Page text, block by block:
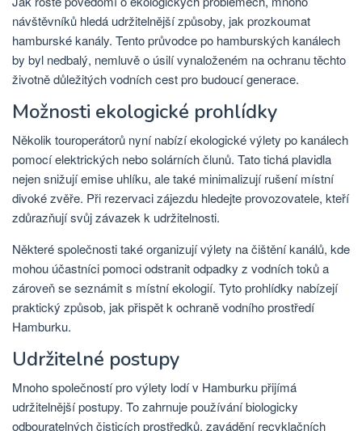
návštěvníků hledá udržitelnější způsoby, jak prozkoumat
hamburské kanály. Tento průvodce po hamburských kanálech
by byl nedbalý, nemluvě o úsilí vynaloženém na ochranu těchto
životně důležitých vodních cest pro budoucí generace.
Možnosti ekologické prohlídky
Několik touroperátorů nyní nabízí ekologické výlety po kanálech
pomocí elektrických nebo solárních člunů. Tato tichá plavidla
nejen snižují emise uhlíku, ale také minimalizují rušení místní
divoké zvěře. Při rezervaci zájezdu hledejte provozovatele, kteří
zdůrazňují svůj závazek k udržitelnosti.
Některé společnosti také organizují výlety na čištění kanálů, kde
mohou účastníci pomoci odstranit odpadky z vodních toků a
zároveň se seznámit s místní ekologií. Tyto prohlídky nabízejí
praktický způsob, jak přispět k ochraně vodního prostředí
Hamburku.
Udržitelné postupy
Mnoho společností pro výlety lodí v Hamburku přijímá
udržitelnější postupy. To zahrnuje používání biologicky
odbouratelných čisticích prostředků, zavádění recyklačních